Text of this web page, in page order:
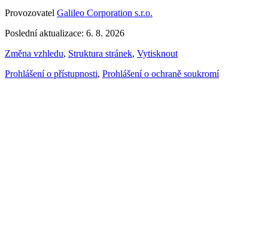
Provozovatel Galileo Corporation s.r.o.
Poslední aktualizace: 6. 8. 2026
Změna vzhledu, Struktura stránek, Vytisknout
Prohlášení o přístupnosti, Prohlášení o ochraně soukromí